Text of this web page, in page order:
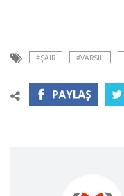
#ŞAIR #VARSIL